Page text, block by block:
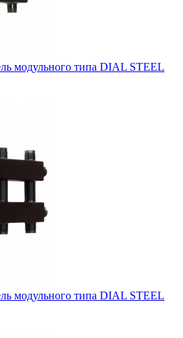
модульного типа DIAL STEEL
модульного типа DIAL STEEL